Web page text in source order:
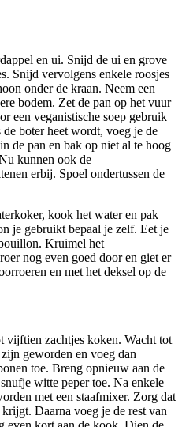
en ui. Snijd de ui en grove
Snijd vervolgens enkele roosjes
onder de kraan. Neem een
bodem. Zet de pan op het vuur
een veganistische soep gebruik
boter heet wordt, voeg je de
de pan en bak op niet al te hoog
kunnen ook de
erbij. Spoel ondertussen de
kook het water en pak
je gebruikt bepaal je zelf. Eet je
Kruimel het
nog even goed door en giet er
en met het deksel op de
vijftien zachtjes koken. Wacht tot
geworden en voeg dan
toe. Breng opnieuw aan de
witte peper toe. Na enkele
met een staafmixer. Zorg dat
Daarna voeg je de rest van